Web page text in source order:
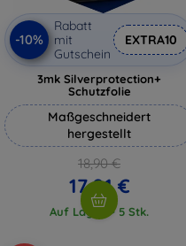
-10%
Rabatt
mit
Gutschein
EXTRA10
3mk Silverprotection+
Schutzfolie
Maßgeschneidert
hergestellt
18,90 €
17,01 €
Auf Lager > 5 Stk.